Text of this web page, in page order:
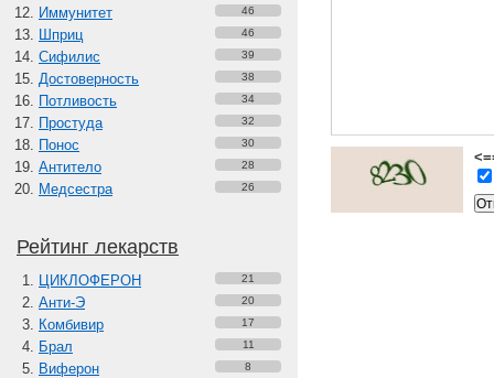
Иммунитет 46
Шприц 46
Сифилис 39
Достоверность 38
Потливость 34
Простуда 32
Понос 30
Антитело 28
Медсестра 26
Рейтинг лекарств
ЦИКЛОФЕРОН 21
Анти-Э 20
Комбивир 17
Брал 11
Виферон 8